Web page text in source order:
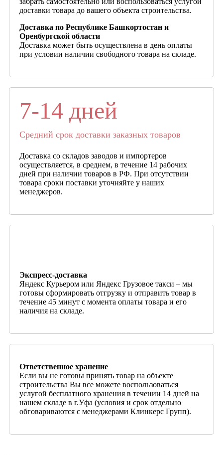
доставки товара до вашего объекта строительства.
Доставка по Республике Башкортостан и
Оренбургской области
Доставка может быть осуществлена в день оплаты
при условии наличии свободного товара на складе.
7-14 дней
Средний срок доставки заказных товаров
Доставка со складов заводов и импортеров
осуществляется, в среднем, в течение 14 рабочих
дней при наличии товаров в РФ. При отсутствии
товара сроки поставки уточняйте у наших
менеджеров.
Экспресс-доставка
Яндекс Курьером или Яндекс Грузовое такси – мы
готовы сформировать отгрузку и отправить товар в
течение 45 минут с момента оплаты товара и его
наличия на складе.
Ответственное хранение
Если вы не готовы принять товар на объекте
строительства Вы все можете воспользоваться
услугой бесплатного хранения в течении 14 дней на
нашем складе в г.Уфа (условия и срок отдельно
обговариваются с менеджерами Клинкерс Групп).